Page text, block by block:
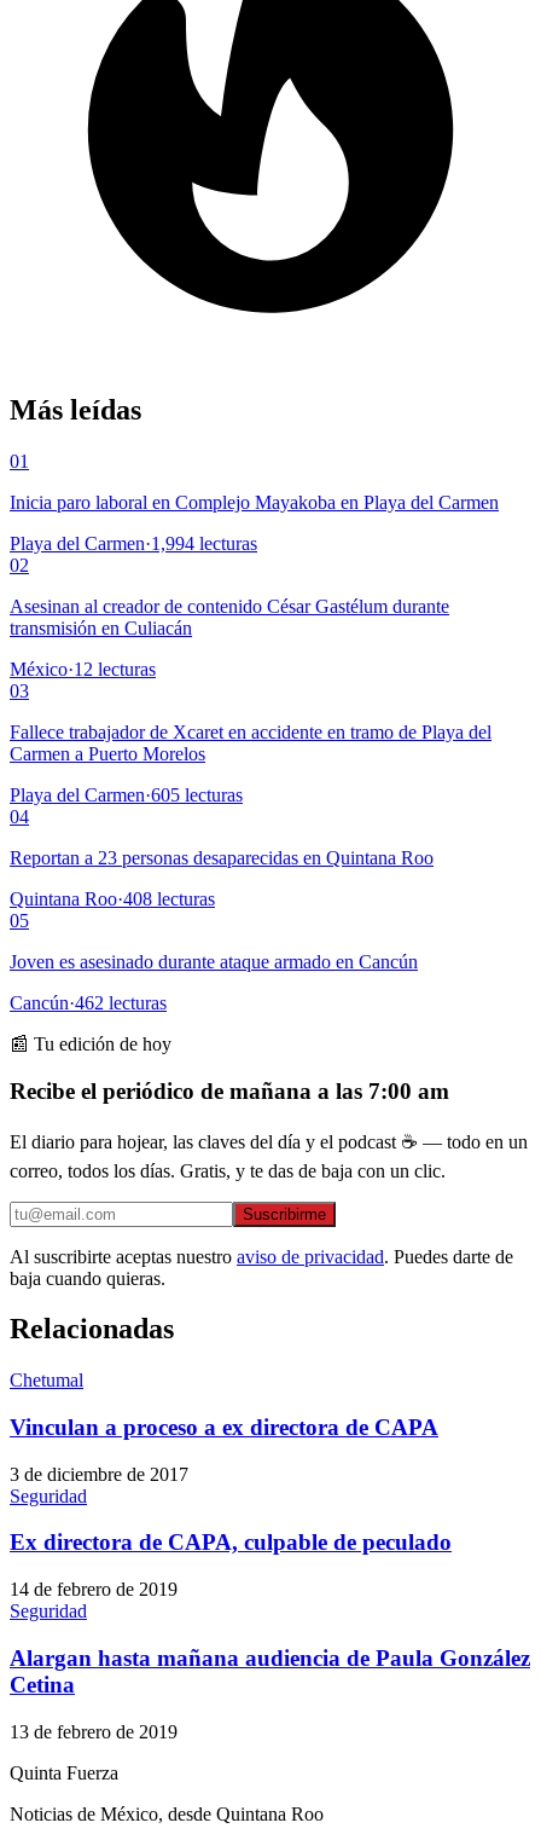
Más leídas
01
Inicia paro laboral en Complejo Mayakoba en Playa del Carmen
Playa del Carmen·1,994 lecturas
02
Asesinan al creador de contenido César Gastélum durante
transmisión en Culiacán
México·12 lecturas
03
Fallece trabajador de Xcaret en accidente en tramo de Playa del
Carmen a Puerto Morelos
Playa del Carmen·605 lecturas
04
Reportan a 23 personas desaparecidas en Quintana Roo
Quintana Roo·408 lecturas
05
Joven es asesinado durante ataque armado en Cancún
Cancún·462 lecturas
📰 Tu edición de hoy
Recibe el periódico de mañana a las 7:00 am
El diario para hojear, las claves del día y el podcast ☕ — todo en un
correo, todos los días. Gratis, y te das de baja con un clic.
Suscribirme
Al suscribirte aceptas nuestro aviso de privacidad. Puedes darte de
baja cuando quieras.
Relacionadas
Chetumal
Vinculan a proceso a ex directora de CAPA
3 de diciembre de 2017
Seguridad
Ex directora de CAPA, culpable de peculado
14 de febrero de 2019
Seguridad
Alargan hasta mañana audiencia de Paula González
Cetina
13 de febrero de 2019
Quinta Fuerza
Noticias de México, desde Quintana Roo